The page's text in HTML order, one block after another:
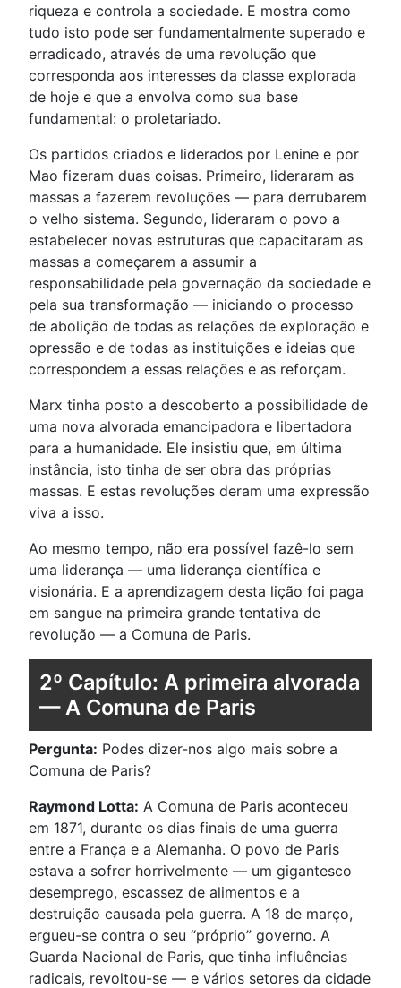
riqueza e controla a sociedade. E mostra como
tudo isto pode ser fundamentalmente superado e
erradicado, através de uma revolução que
corresponda aos interesses da classe explorada
de hoje e que a envolva como sua base
fundamental: o proletariado.
Os partidos criados e liderados por Lenine e por
Mao fizeram duas coisas. Primeiro, lideraram as
massas a fazerem revoluções — para derrubarem
o velho sistema. Segundo, lideraram o povo a
estabelecer novas estruturas que capacitaram as
massas a começarem a assumir a
responsabilidade pela governação da sociedade e
pela sua transformação — iniciando o processo
de abolição de todas as relações de exploração e
opressão e de todas as instituições e ideias que
correspondem a essas relações e as reforçam.
Marx tinha posto a descoberto a possibilidade de
uma nova alvorada emancipadora e libertadora
para a humanidade. Ele insistiu que, em última
instância, isto tinha de ser obra das próprias
massas. E estas revoluções deram uma expressão
viva a isso.
Ao mesmo tempo, não era possível fazê-lo sem
uma liderança — uma liderança científica e
visionária. E a aprendizagem desta lição foi paga
em sangue na primeira grande tentativa de
revolução — a Comuna de Paris.
2º Capítulo: A primeira alvorada
— A Comuna de Paris
Pergunta: Podes dizer-nos algo mais sobre a
Comuna de Paris?
Raymond Lotta: A Comuna de Paris aconteceu
em 1871, durante os dias finais de uma guerra
entre a França e a Alemanha. O povo de Paris
estava a sofrer horrivelmente — um gigantesco
desemprego, escassez de alimentos e a
destruição causada pela guerra. A 18 de março,
ergueu-se contra o seu “próprio” governo. A
Guarda Nacional de Paris, que tinha influências
radicais, revoltou-se — e vários setores da cidade